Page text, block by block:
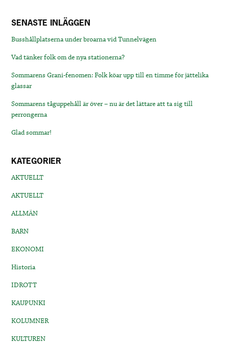
SENASTE INLÄGGEN
Busshållplatserna under broarna vid Tunnelvägen
Vad tänker folk om de nya stationerna?
Sommarens Grani-fenomen: Folk köar upp till en timme för jättelika
glassar
Sommarens tåguppehåll är över – nu är det lättare att ta sig till
perrongerna
Glad sommar!
KATEGORIER
AKTUELLT
AKTUELLT
ALLMÄN
BARN
EKONOMI
Historia
IDROTT
KAUPUNKI
KOLUMNER
KULTUREN